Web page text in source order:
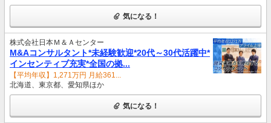
気になる！
株式会社日本Ｍ＆Ａセンター
M&Aコンサルタント*未経験歓迎*20代～30代活躍中*
インセンティブ充実*全国の拠...
【平均年収】1,271万円 月給361...
北海道、東京都、愛知県ほか
気になる！